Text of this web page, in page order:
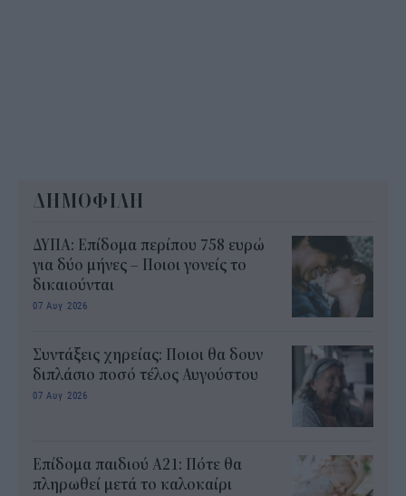
ΔΗΜΟΦΙΛΗ
ΔΥΠΑ: Επίδομα περίπου 758 ευρώ
για δύο μήνες – Ποιοι γονείς το
δικαιούνται
07 Αυγ 2026
Συντάξεις χηρείας: Ποιοι θα δουν
διπλάσιο ποσό τέλος Αυγούστου
07 Αυγ 2026
Επίδομα παιδιού Α21: Πότε θα
πληρωθεί μετά το καλοκαίρι